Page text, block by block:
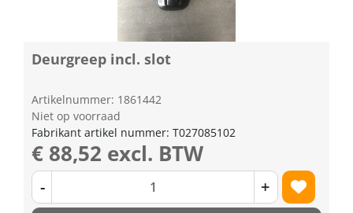
Deurgreep incl. slot
Artikelnummer: 1861442
Niet op voorraad
Fabrikant artikel nummer: T027085102
€ 88,52 excl. BTW
- +